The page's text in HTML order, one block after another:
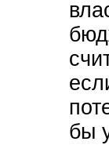
бы